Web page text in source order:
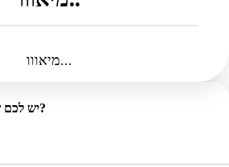
מיאווו...
יש לכם שאלות? נתקלתם בבאג?